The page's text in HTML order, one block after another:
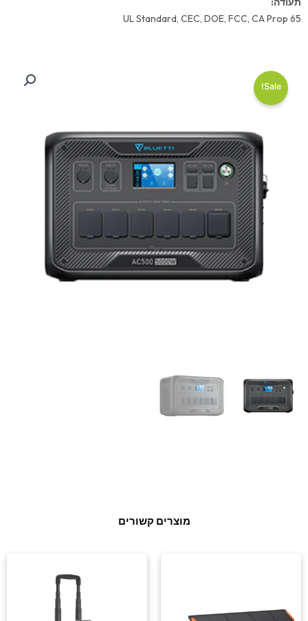
UL Standard, CEC, DOE, FCC, CA Prop 65
Sale!
מוצרים קשורים